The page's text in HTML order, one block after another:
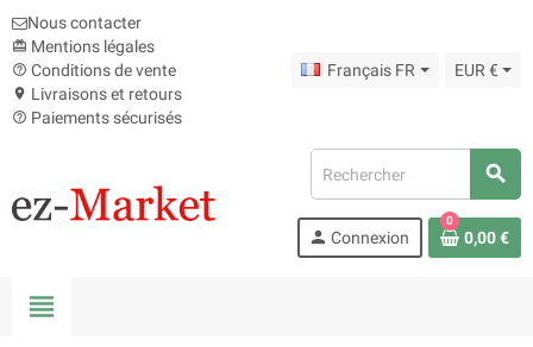
Nous contacter
card_giftcard Mentions légales
help_outline Conditions de vente
location_on Livraisons et retours
help_outline Paiements sécurisés
Français FR EUR €
search
person Connexion
0
0,00 €
view_headline